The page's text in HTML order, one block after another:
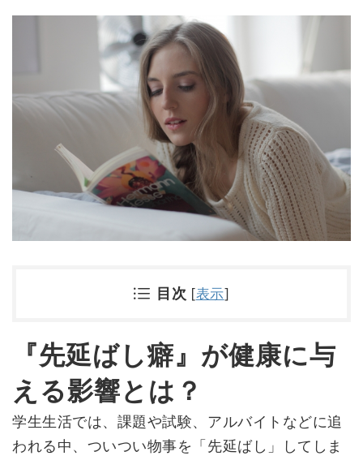
目次 [表示]
『先延ばし癖』が健康に与
える影響とは？
学生生活では、課題や試験、アルバイトなどに追
われる中、ついつい物事を「先延ばし」してしま